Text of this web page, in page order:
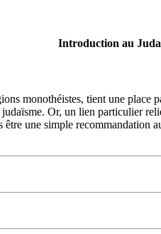
Introduction au
monothéistes, tient une
Or, un lien particulier
une simple